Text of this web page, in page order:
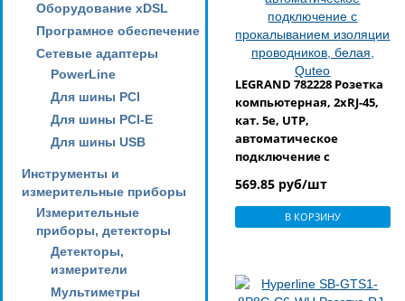
Оборудование xDSL
Програмное обеспечение
Сетевые адаптеры
PowerLine
Для шины PCI
Для шины PCI-E
Для шины USB
Инструменты и
измерительные приборы
Измерительные
приборы, детекторы
Детекторы,
измерители
Мультиметры
LEGRAND 782228 Розетка
компьютерная, 2xRJ-45,
кат. 5e, UTP,
автоматическое
подключение с
изоляции проводников,
белая, Quteo
569.85 руб/шт
В КОРЗИНУ